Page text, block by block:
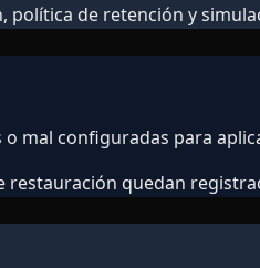
política de retención y
mal configuradas para
restauración quedan